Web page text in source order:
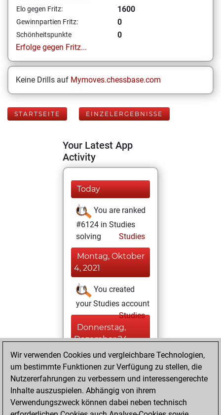
Elo gegen Fritz: 1600
Gewinnpartien Fritz: 0
Schönheitspunkte
0
Erfolge gegen Fritz...
Keine Drills auf Mymoves.chessbase.com
STARTSEITE EINZELERGEBNISSE
Your Latest App
Activity
Today
You are ranked
#6124 in Studies
solving
Studies
Montag, Oktober
4, 2021
You created
your Studies account
Studies
Donnerstag,
Dezember 24,
2020
You created
your Fritz account
Fritz
Samstag,
Wir verwenden Cookies und vergleichbare Technologien,
um bestimmte Funktionen zur Verfügung zu stellen, die
Nutzererfahrungen zu verbessern und interessengerechte
Inhalte auszuspielen. Abhängig von ihrem
Verwendungszweck können dabei neben technisch